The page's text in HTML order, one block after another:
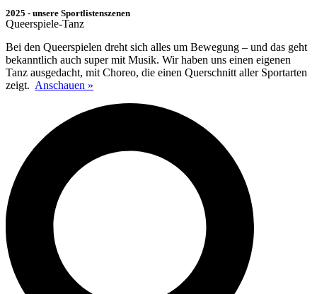
2025 - unsere Sportlistenszenen
Queerspiele-Tanz
Bei den Queerspielen dreht sich alles um Bewegung – und das geht
bekanntlich auch super mit Musik. Wir haben uns einen eigenen
Tanz ausgedacht, mit Choreo, die einen Querschnitt aller Sportarten
zeigt. Anschauen »